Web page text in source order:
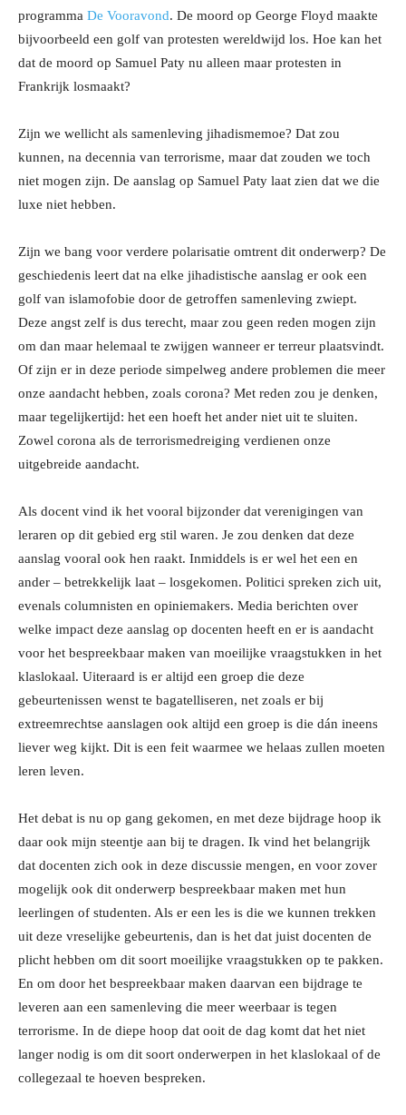
programma De Vooravond. De moord op George Floyd maakte
bijvoorbeeld een golf van protesten wereldwijd los. Hoe kan het
dat de moord op Samuel Paty nu alleen maar protesten in
Frankrijk losmaakt?
Zijn we wellicht als samenleving jihadismemoe? Dat zou
kunnen, na decennia van terrorisme, maar dat zouden we toch
niet mogen zijn. De aanslag op Samuel Paty laat zien dat we die
luxe niet hebben.
Zijn we bang voor verdere polarisatie omtrent dit onderwerp? De
geschiedenis leert dat na elke jihadistische aanslag er ook een
golf van islamofobie door de getroffen samenleving zwiept.
Deze angst zelf is dus terecht, maar zou geen reden mogen zijn
om dan maar helemaal te zwijgen wanneer er terreur plaatsvindt.
Of zijn er in deze periode simpelweg andere problemen die meer
onze aandacht hebben, zoals corona? Met reden zou je denken,
maar tegelijkertijd: het een hoeft het ander niet uit te sluiten.
Zowel corona als de terrorismedreiging verdienen onze
uitgebreide aandacht.
Als docent vind ik het vooral bijzonder dat verenigingen van
leraren op dit gebied erg stil waren. Je zou denken dat deze
aanslag vooral ook hen raakt. Inmiddels is er wel het een en
ander – betrekkelijk laat – losgekomen. Politici spreken zich uit,
evenals columnisten en opiniemakers. Media berichten over
welke impact deze aanslag op docenten heeft en er is aandacht
voor het bespreekbaar maken van moeilijke vraagstukken in het
klaslokaal. Uiteraard is er altijd een groep die deze
gebeurtenissen wenst te bagatelliseren, net zoals er bij
extreemrechtse aanslagen ook altijd een groep is die dán ineens
liever weg kijkt. Dit is een feit waarmee we helaas zullen moeten
leren leven.
Het debat is nu op gang gekomen, en met deze bijdrage hoop ik
daar ook mijn steentje aan bij te dragen. Ik vind het belangrijk
dat docenten zich ook in deze discussie mengen, en voor zover
mogelijk ook dit onderwerp bespreekbaar maken met hun
leerlingen of studenten. Als er een les is die we kunnen trekken
uit deze vreselijke gebeurtenis, dan is het dat juist docenten de
plicht hebben om dit soort moeilijke vraagstukken op te pakken.
En om door het bespreekbaar maken daarvan een bijdrage te
leveren aan een samenleving die meer weerbaar is tegen
terrorisme. In de diepe hoop dat ooit de dag komt dat het niet
langer nodig is om dit soort onderwerpen in het klaslokaal of de
collegezaal te hoeven bespreken.